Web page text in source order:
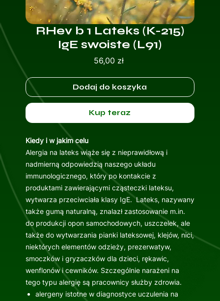
RHev b 1 Lateks (K-215)
IgE swoiste (L91)
56,00 złCena
Dodaj do koszyka
Kup teraz
Kiedy i w jakim celu
Alergia na lateks wiąże się z nieprawidłową i
nadmierną odpowiedzią naszego układu
immunologicznego, który po kontakcie z
produktami zawierającymi cząsteczki lateksu,
wytwarza przeciwciała klasy IgE. Lateks, nazywany
także gumą naturalną, znalazł zastosowanie m.in.
do produkcji opon samochodowych, uszczelek, ale
także do wytwarzania pianki lateksowej, klejów, nici,
niektórych elementów odzieży, prezerwatyw,
smoczków i gryzaczków dla dzieci, rękawic,
wenflonów i cewników. Szczególnie narażeni na
tego typu alergię są pracownicy służby zdrowia.
alergeny istotne w diagnostyce uczulenia na